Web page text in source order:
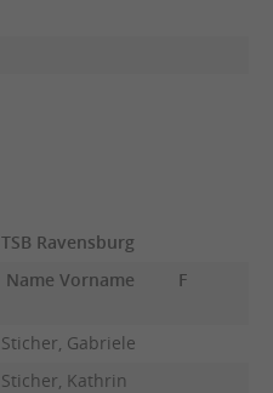
TSB Ravensburg
Name Vorname F
Sticher, Gabriele
Sticher, Kathrin